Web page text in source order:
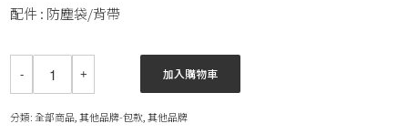
配件 : 防塵袋/背帶
加入購物車
分類:全部商品 ,其他品牌-包款 ,其他品牌